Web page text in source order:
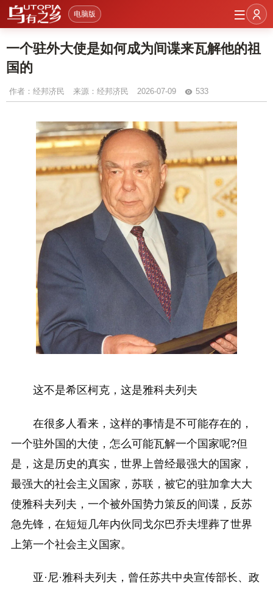
电脑版
一个驻外大使是如何成为间谍来瓦解他的祖
国的
作者： 经邦济民 来源：经邦济民 2026-07-09 533
这不是希区柯克，这是雅科夫列夫
在很多人看来，这样的事情是不可能存在的，
一个驻外国的大使，怎么可能瓦解一个国家呢?但
是，这是历史的真实，世界上曾经最强大的国家，
最强大的社会主义国家，苏联，被它的驻加拿大大
使雅科夫列夫，一个被外国势力策反的间谍，反苏
急先锋，在短短几年内伙同戈尔巴乔夫埋葬了世界
上第一个社会主义国家。
亚·尼·雅科夫列夫，曾任苏共中央宣传部长、政